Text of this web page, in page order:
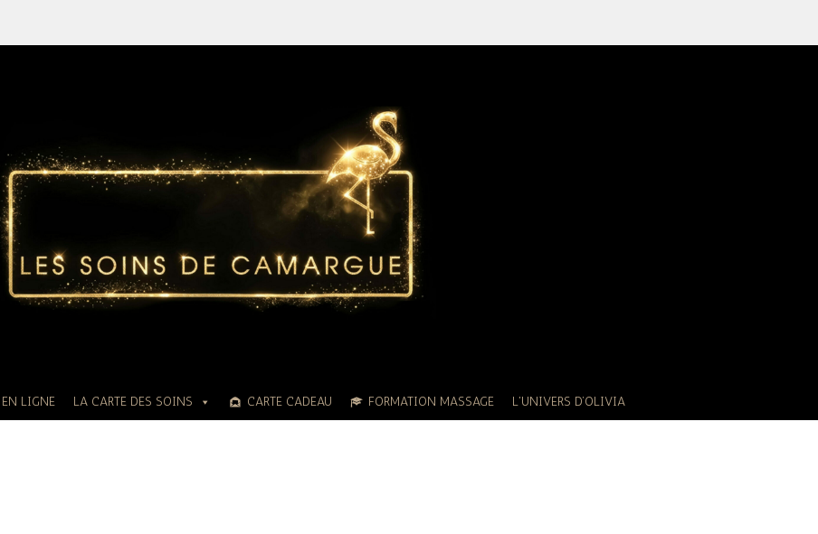
EN LIGNE LA CARTE DES SOINS CARTE CADEAU FORMATION MASSAGE L'UNIVERS D’OLIVIA